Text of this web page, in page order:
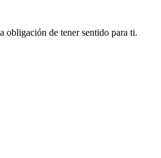
obligación de tener sentido para ti.